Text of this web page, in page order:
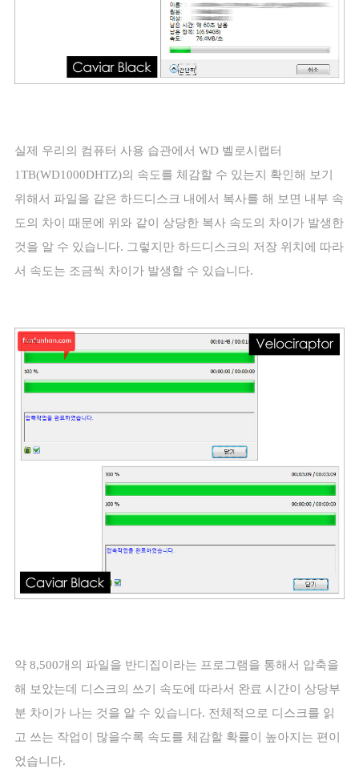
실제 우리의 컴퓨터 사용 습관에서 WD 벨로시랩터
1TB(WD1000DHTZ)의 속도를 체감할 수 있는지 확인해 보기
위해서 파일을 같은 하드디스크 내에서 복사를 해 보면 내부 속
도의 차이 때문에 위와 같이 상당한 복사 속도의 차이가 발생한
것을 알 수 있습니다. 그렇지만 하드디스크의 저장 위치에 따라
서 속도는 조금씩 차이가 발생할 수 있습니다.
약 8,500개의 파일을 반디집이라는 프로그램을 통해서 압축을
해 보았는데 디스크의 쓰기 속도에 따라서 완료 시간이 상당부
분 차이가 나는 것을 알 수 있습니다. 전체적으로 디스크를 읽
고 쓰는 작업이 많을수록 속도를 체감할 확률이 높아지는 편이
었습니다.